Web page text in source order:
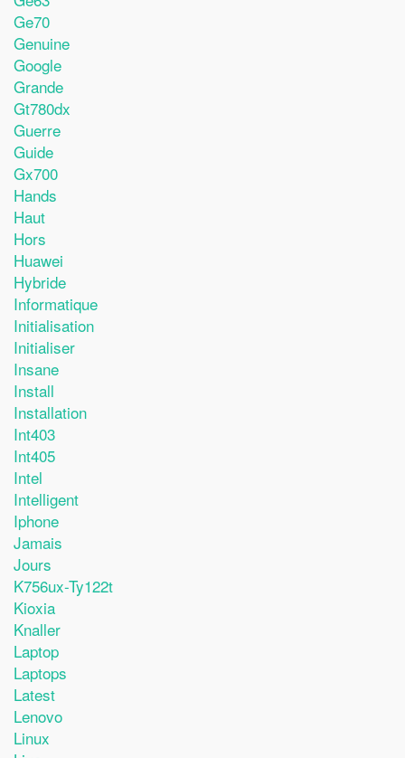
Ge70
Genuine
Google
Grande
Gt780dx
Guerre
Guide
Gx700
Hands
Haut
Hors
Huawei
Hybride
Informatique
Initialisation
Initialiser
Insane
Install
Installation
Int403
Int405
Intel
Intelligent
Iphone
Jamais
Jours
K756ux-Ty122t
Kioxia
Knaller
Laptop
Laptops
Latest
Lenovo
Linux